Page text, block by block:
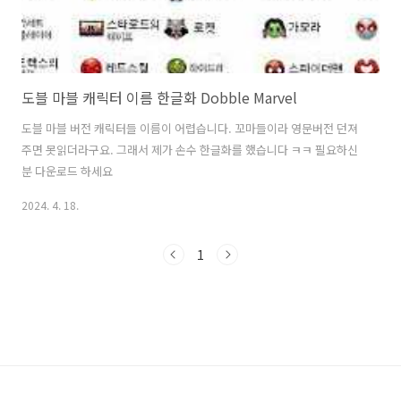
도블 마블 캐릭터 이름 한글화 Dobble Marvel
도블 마블 버전 캐릭터들 이름이 어렵습니다. 꼬마들이라 영문버전 던져
주면 못읽더라구요. 그래서 제가 손수 한글화를 했습니다 ㅋㅋ 필요하신
분 다운로드 하세요
2024. 4. 18.
1